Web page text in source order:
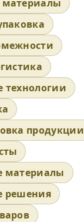
технологии
продукции
материалы
решения